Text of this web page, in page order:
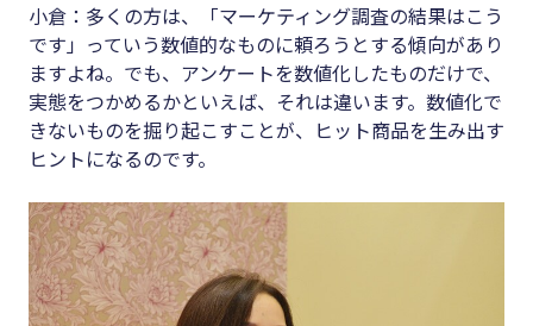
小倉：多くの方は、「マーケティング調査の結果はこう
です」っていう数値的なものに頼ろうとする傾向があり
ますよね。でも、アンケートを数値化したものだけで、
実態をつかめるかといえば、それは違います。数値化で
きないものを掘り起こすことが、ヒット商品を生み出す
ヒントになるのです。